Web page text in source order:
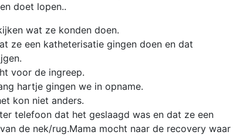
doet lopen..
wat ze konden doen.
ze een katheterisatie gingen doen en dat
voor de ingreep.
hartje gingen we in opname.
kon niet anders.
telefoon dat het geslaagd was en dat ze een
de nek/rug.Mama mocht naar de recovery waar